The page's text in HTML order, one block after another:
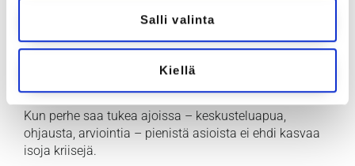
Salli valinta
Kiellä
Oikea-aikainen tuki muuttaa
Kun perhe saa tukea ajoissa – keskusteluapua,
ohjausta, arviointia – pienistä asioista ei ehdi kasvaa
isoja kriisejä.